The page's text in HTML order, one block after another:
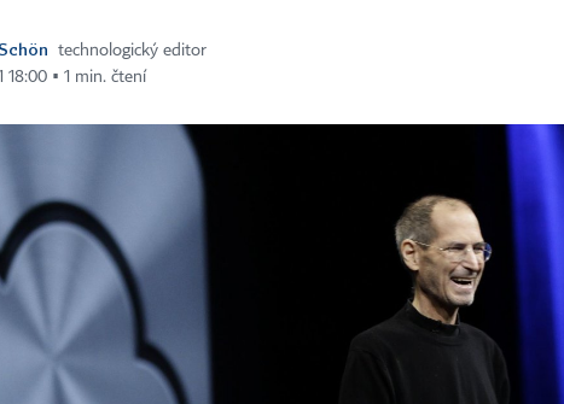
technologický editor
18:00 ▪ 1 min. čtení